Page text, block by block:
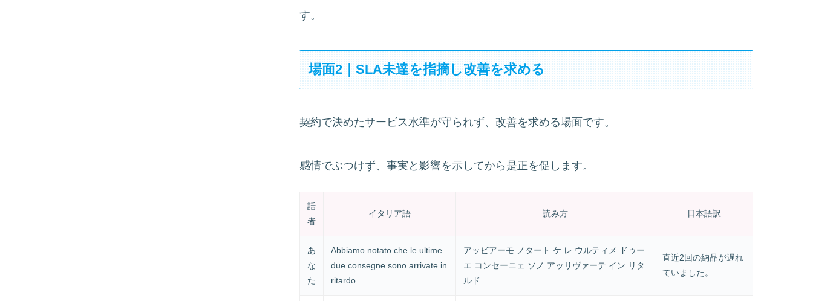
す。
場面2｜SLA未達を指摘し改善を求める
契約で決めたサービス水準が守られず、改善を求める場面です。
感情でぶつけず、事実と影響を示してから是正を促します。
話
者
イタリア語 読み方 日本語訳
あ
な
た
Abbiamo notato che le ultime
due consegne sono arrivate in
ritardo.
アッビアーモ ノタート ケ レ ウルティメ ドゥー
エ コンセーニェ ソノ アッリヴァーテ イン リタ
ルド
直近2回の納品が遅れ
ていました。